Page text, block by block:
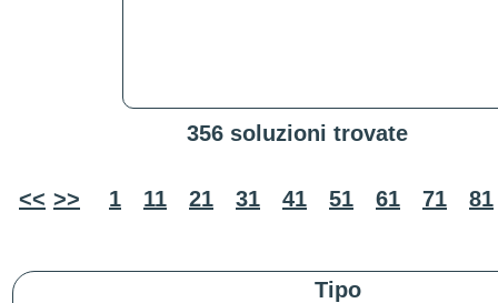
356 soluzioni trovate
<< >> 1 11 21 31 41 51 61 71 81
Tipo